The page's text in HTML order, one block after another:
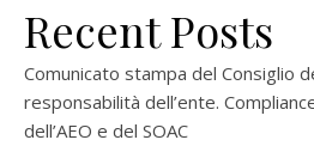
Recent Posts
Comunicato stampa del Consiglio
responsabilità dell’ente.
dell’AEO e del SOAC